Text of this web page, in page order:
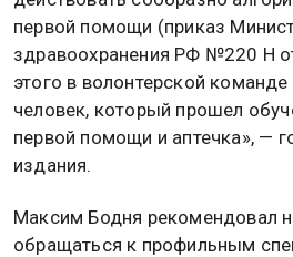
первой помощи (приказ
здравоохранения РФ №220 Н
этого в волонтерской
человек, который прошел
первой помощи и аптечка», —
издания.
Максим Бодня рекомендовал
обращаться к профильным